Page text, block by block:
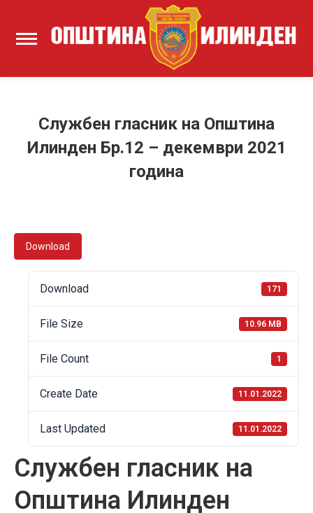
Службен гласник на Општина
Илинден Бр.12 – декември 2021
година
Download
Download 171
File Size 10.96 MB
File Count 1
Create Date 11.01.2022
Last Updated 11.01.2022
Службен гласник на
Општина Илинден